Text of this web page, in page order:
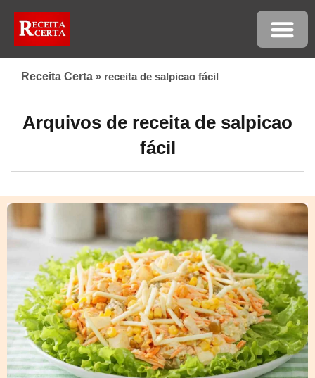
Receita Certa » receita de salpicao fácil
Arquivos de receita de salpicao
fácil